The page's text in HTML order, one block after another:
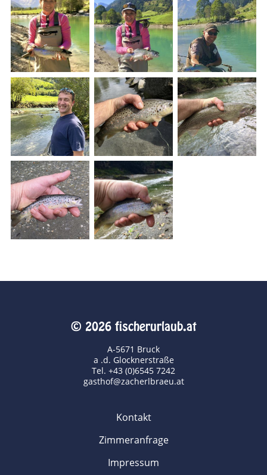
© 2026 fischerurlaub.at
A-5671 Bruck
a .d. Glocknerstraße
Tel. +43 (0)6545 7242
gasthof@zacherlbraeu.at
Kontakt
Zimmeranfrage
Impressum